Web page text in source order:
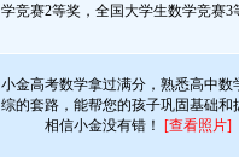
学竞赛2等奖，全国大学生数学竞赛3
小金高考数学拿过满分，熟悉高中数
综的套路，能帮您的孩子巩固基础和
相信小金没有错！ [查看照片]